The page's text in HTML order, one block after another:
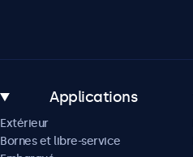
Applications
Extérieur
Bornes et libre-service